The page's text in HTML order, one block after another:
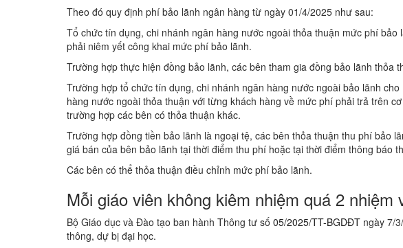
Theo đó quy định phí bảo lãnh ngân hàng từ ngày 01/4/2025 như sau:
Tổ chức tín dụng, chi nhánh ngân hàng nước ngoài thỏa thuận mức phí
phải niêm yết công khai mức phí bảo lãnh.
Trường hợp thực hiện đồng bảo lãnh, các bên tham gia đồng bảo lãnh thỏa
Trường hợp tổ chức tín dụng, chi nhánh ngân hàng nước ngoài bảo lãnh
hàng nước ngoài thỏa thuận với từng khách hàng về mức phí phải trả trên
trường hợp các bên có thỏa thuận khác.
Trường hợp đồng tiền bảo lãnh là ngoại tệ, các bên thỏa thuận thu phí bảo
giá bán của bên bảo lãnh tại thời điểm thu phí hoặc tại thời điểm thông báo
Các bên có thể thỏa thuận điều chỉnh mức phí bảo lãnh.
Mỗi giáo viên không kiêm nhiệm quá 2 nhiệm
Bộ Giáo dục và Đào tạo ban hành Thông tư số 05/2025/TT-BGDĐT ngày 7/
thông, dự bị đại học.